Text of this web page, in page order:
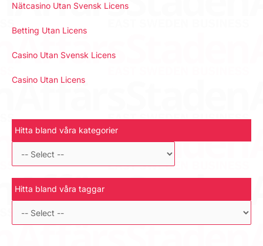
Nätcasino Utan Svensk Licens
Betting Utan Licens
Casino Utan Svensk Licens
Casino Utan Licens
Hitta bland våra kategorier
Hitta bland våra taggar